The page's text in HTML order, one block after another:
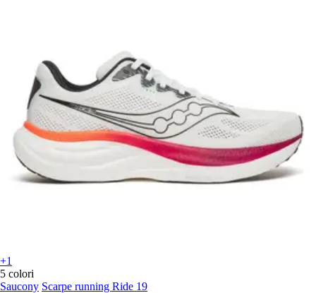
+1
5 colori
Saucony Scarpe running Ride 19